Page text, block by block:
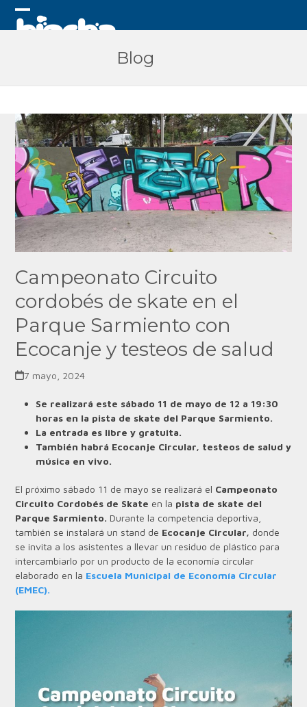
Skip
Open
Close
Blog
Campeonato Circuito
cordobés de skate en el
Parque Sarmiento con
Ecocanje y testeos de salud
7 mayo, 2024
Se realizará este sábado 11 de mayo de 12 a 19:30
horas en la pista de skate del Parque Sarmiento.
La entrada es libre y gratuita.
También habrá Ecocanje Circular, testeos de salud y
música en vivo.
El próximo sábado 11 de mayo se realizará el Campeonato
Circuito Cordobés de Skate en la pista de skate del
Parque Sarmiento. Durante la competencia deportiva,
también se instalará un stand de Ecocanje Circular, donde
se invita a los asistentes a llevar un residuo de plástico para
intercambiarlo por un producto de la economía circular
elaborado en la Escuela Municipal de Economía Circular
(EMEC).